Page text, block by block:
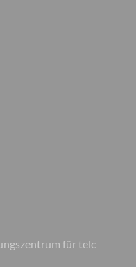
für telc